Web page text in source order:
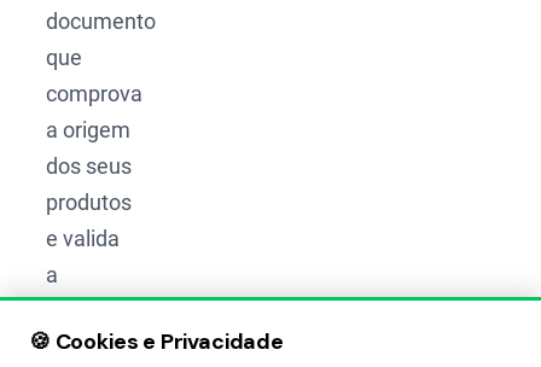
documento
que
comprova
a origem
dos seus
produtos
e valida
a
comercial
🍪 Cookies e Privacidade